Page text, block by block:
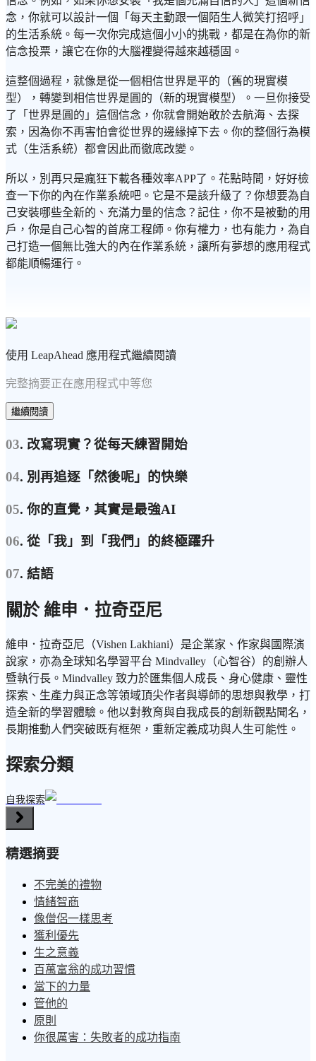
念，你就可以設計一個「每天主動跟一個陌生人微笑打招呼」
的生活系統。每一次你完成這個小小的挑戰，都是在為你的新
信念投票，讓它在你的大腦裡變得越來越穩固。
這整個過程，就像是從一個相信世界是平的（舊的現實模
型），轉變到相信世界是圓的（新的現實模型）。一旦你接受
了「世界是圓的」這個信念，你就會開始敢於去航海、去探
索，因為你不再害怕會從世界的邊緣掉下去。你的整個行為模
式（生活系統）都會因此而徹底改變。
所以，別再只是瘋狂下載各種效率APP了。花點時間，好好檢
查一下你的內在作業系統吧。它是不是該升級了？你想要為自
己安裝哪些全新的、充滿力量的信念？記住，你不是被動的用
戶，你是自己心智的首席工程師。你有權力，也有能力，為自
己打造一個無比強大的內在作業系統，讓所有夢想的應用程式
都能順暢運行。
使用 LeapAhead 應用程式繼續閱讀
完整摘要正在應用程式中等您
繼續閱讀
03. 改寫現實？從每天練習開始
04. 別再追逐「然後呢」的快樂
05. 你的直覺，其實是最強AI
06. 從「我」到「我們」的終極躍升
07. 結語
關於 維申．拉奇亞尼
維申．拉奇亞尼（Vishen Lakhiani）是企業家、作家與國際演
說家，亦為全球知名學習平台 Mindvalley（心智谷）的創辦人
暨執行長。Mindvalley 致力於匯集個人成長、身心健康、靈性
探索、生產力與正念等領域頂尖作者與導師的思想與教學，打
造全新的學習體驗。他以對教育與自我成長的創新觀點聞名，
長期推動人們突破既有框架，重新定義成功與人生可能性。
探索分類
自我探索
精選摘要
不完美的禮物
情緒智商
像僧侶一樣思考
獲利優先
生之意義
百萬富翁的成功習慣
當下的力量
管他的
原則
你很厲害：失敗者的成功指南